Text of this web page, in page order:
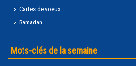
Cartes de voeux
Ramadan
Mots-clés de la semaine